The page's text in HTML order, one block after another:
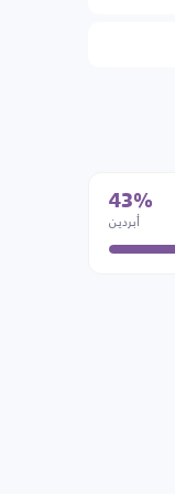
43%
أبردين